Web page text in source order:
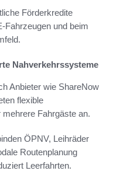
Förderkredite
Fahrzeugen und beim
Nahverkehrssysteme
Anbieter wie ShareNow
flexible
Fahrgäste an.
ÖPNV, Leihräder
Routenplanung
Leerfahrten.